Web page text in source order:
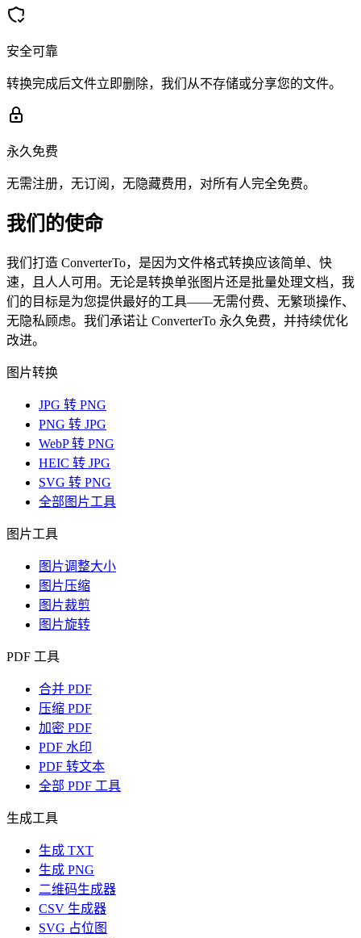
安全可靠
转换完成后文件立即删除，我们从不存储或分享您的文件。
永久免费
无需注册，无订阅，无隐藏费用，对所有人完全免费。
我们的使命
我们打造 ConverterTo，是因为文件格式转换应该简单、快
速，且人人可用。无论是转换单张图片还是批量处理文档，我
们的目标是为您提供最好的工具——无需付费、无繁琐操作、
无隐私顾虑。我们承诺让 ConverterTo 永久免费，并持续优化
改进。
图片转换
JPG 转 PNG
PNG 转 JPG
WebP 转 PNG
HEIC 转 JPG
SVG 转 PNG
全部图片工具
图片工具
图片调整大小
图片压缩
图片裁剪
图片旋转
PDF 工具
合并 PDF
压缩 PDF
加密 PDF
PDF 水印
PDF 转文本
全部 PDF 工具
生成工具
生成 TXT
生成 PNG
二维码生成器
CSV 生成器
SVG 占位图